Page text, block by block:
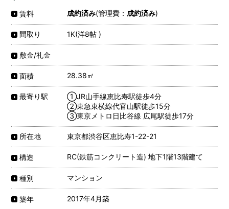
賃料 成約済み(管理費： 成約済み)
間取り 1K(洋8帖 )
敷金/礼金
面積 28.38㎡
最寄り駅
①JR山手線恵比寿駅徒歩4分
②東急東横線代官山駅徒歩15分
③東京メトロ日比谷線 広尾駅徒歩17分
所在地 東京都渋谷区恵比寿1-22-21
構造 RC(鉄筋コンクリート造) 地下1階13階建て
種別 マンション
築年 2017年4月築